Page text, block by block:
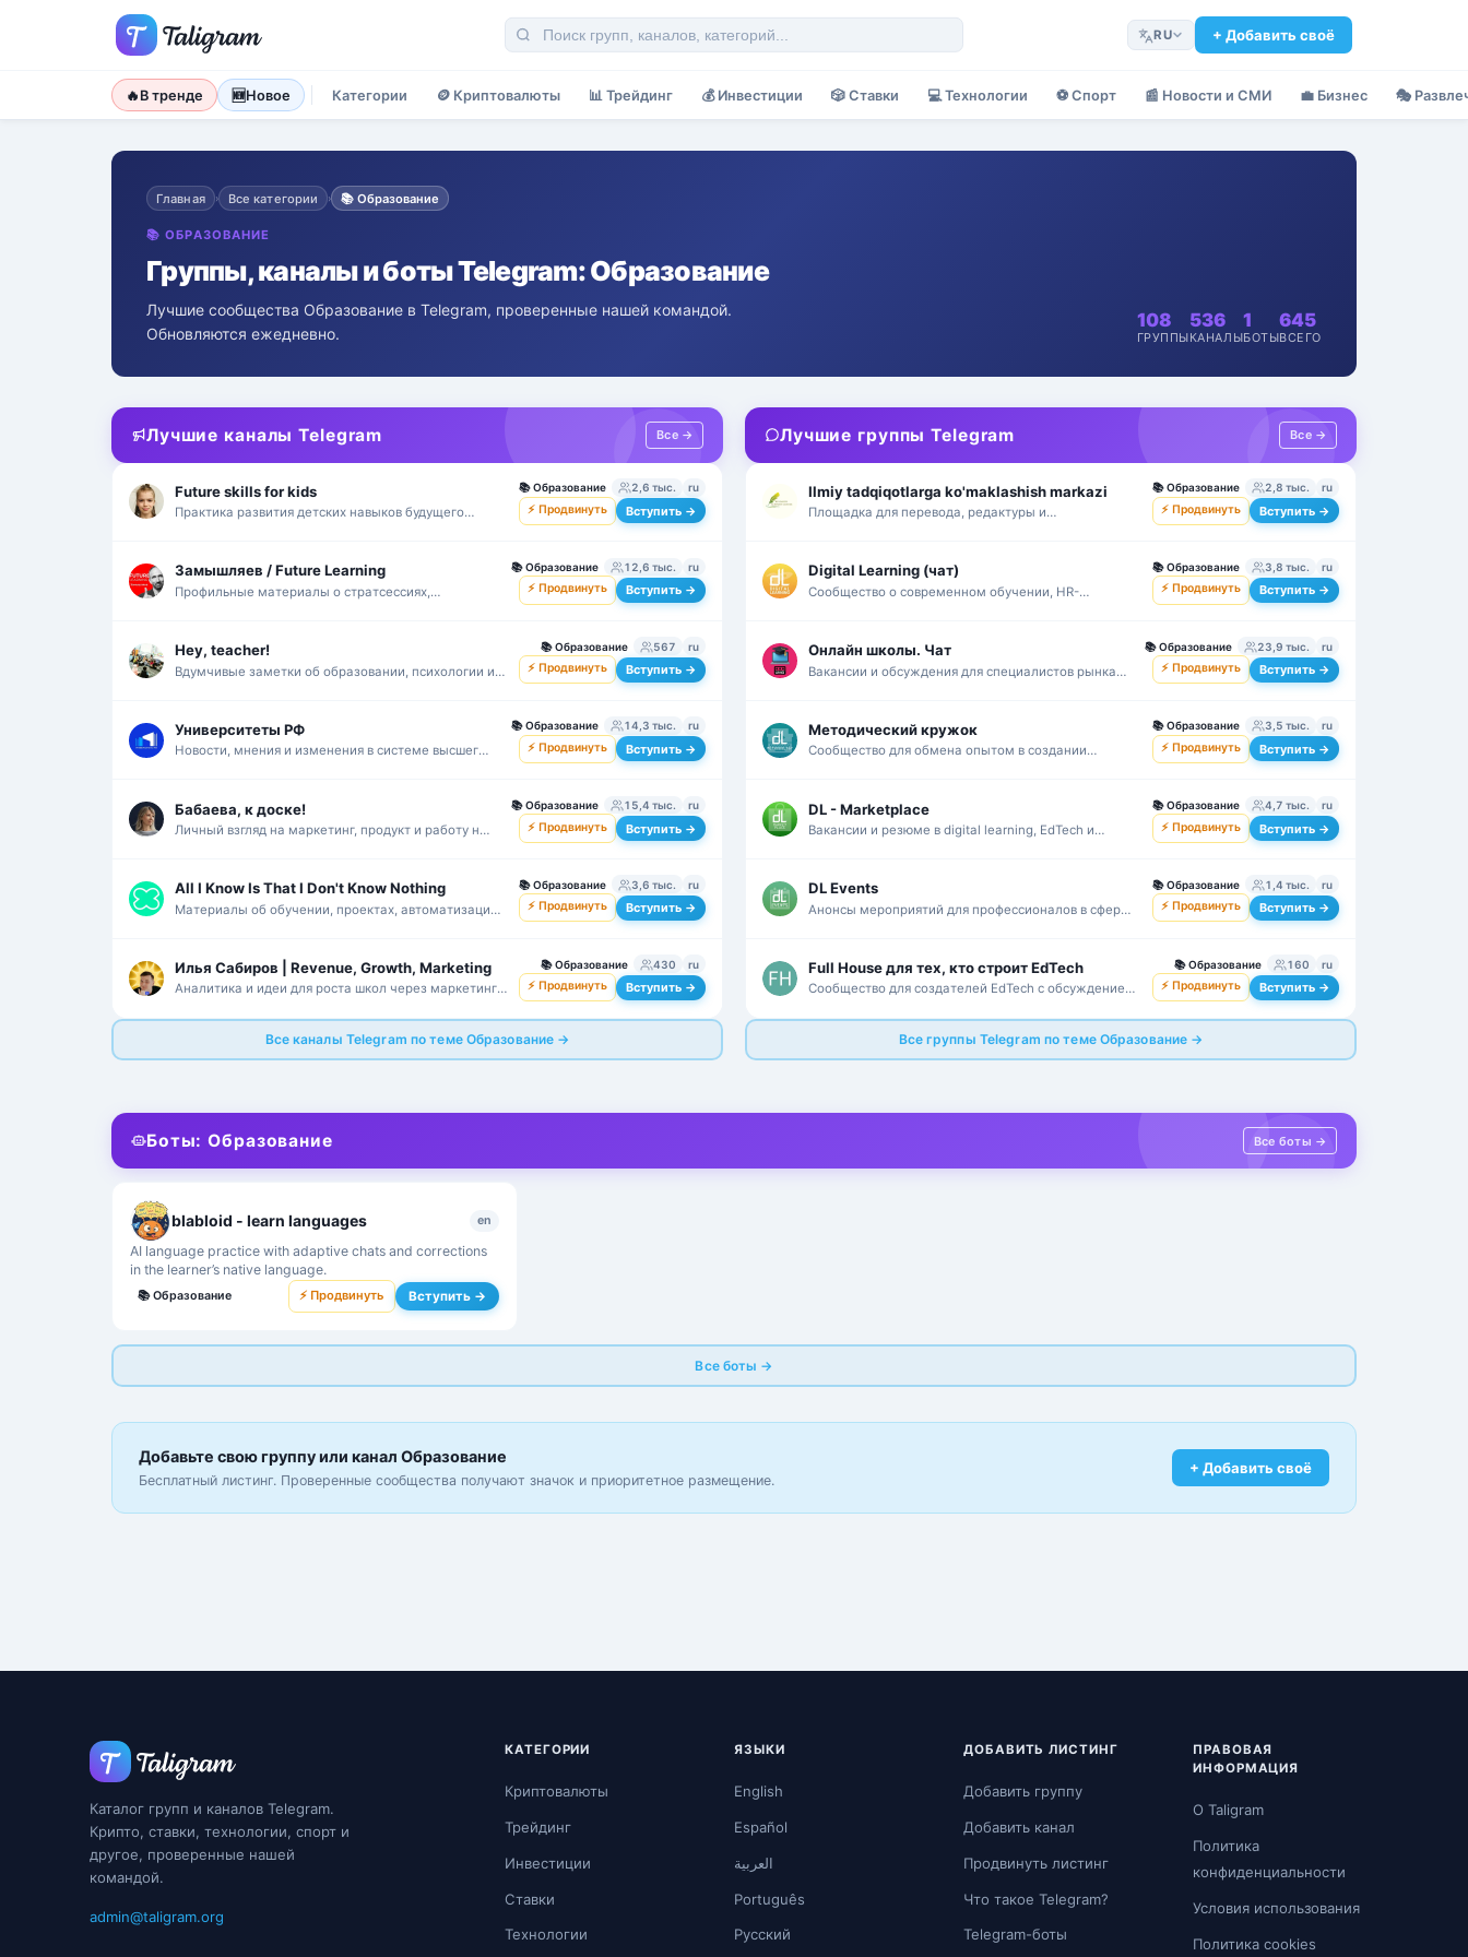
RU + Добавить своё
🔥 В тренде 🆕Новое Категории 🪙 Криптовалюты 📊 Трейдинг 💰 Инвестиции 🎲 Ставки 💻 Технологии ⚽ Спорт 📰 Новости и СМИ 💼 Бизнес 🎭
Главная › Все категории › 📚 Образование
📚 ОБРАЗОВАНИЕ
Группы, каналы и боты Telegram: Образование
Лучшие сообщества Образование в Telegram, проверенные нашей командой.
Обновляются ежедневно.
108
ГРУППЫ
536
КАНАЛЫ
1
БОТЫ
645
ВСЕГО
Лучшие каналы Telegram Все →
Future skills for kids
Практика развития детских навыков будущего
📚 Образование 2,6 тыс. ru
⚡ Продвинуть Вступить →
Замышляев / Future Learning
Профильные материалы о стратсессиях,
📚 Образование 12,6 тыс. ru
⚡ Продвинуть Вступить →
Hey, teacher!
Вдумчивые заметки об образовании, психологии и
📚 Образование 567 ru
⚡ Продвинуть Вступить →
Университеты РФ
Новости, мнения и изменения в системе высшего
📚 Образование 14,3 тыс. ru
⚡ Продвинуть Вступить →
Бабаева, к доске!
Личный взгляд на маркетинг, продукт и работу над
📚 Образование 15,4 тыс. ru
⚡ Продвинуть Вступить →
All I Know Is That I Don't Know Nothing
Материалы об обучении, проектах, автоматизации
📚 Образование 3,6 тыс. ru
⚡ Продвинуть Вступить →
Илья Сабиров | Revenue, Growth, Marketing
Аналитика и идеи для роста школ через маркетинг,
📚 Образование 430 ru
⚡ Продвинуть Вступить →
Все каналы Telegram по теме Образование →
Лучшие группы Telegram Все →
Ilmiy tadqiqotlarga ko'maklashish markazi
Площадка для перевода, редактуры и
📚 Образование 2,8 тыс. ru
⚡ Продвинуть Вступить →
Digital Learning (чат)
Сообщество о современном обучении, HR-
📚 Образование 3,8 тыс. ru
⚡ Продвинуть Вступить →
Онлайн школы. Чат
Вакансии и обсуждения для специалистов рынка
📚 Образование 23,9 тыс. ru
⚡ Продвинуть Вступить →
Методический кружок
Сообщество для обмена опытом в создании
📚 Образование 3,5 тыс. ru
⚡ Продвинуть Вступить →
DL - Marketplace
Вакансии и резюме в digital learning, EdTech и
📚 Образование 4,7 тыс. ru
⚡ Продвинуть Вступить →
DL Events
Анонсы мероприятий для профессионалов в сфере
📚 Образование 1,4 тыс. ru
⚡ Продвинуть Вступить →
Full House для тех, кто строит EdTech
Сообщество для создателей EdTech с обсуждением
📚 Образование 160 ru
⚡ Продвинуть Вступить →
Все группы Telegram по теме Образование →
Боты: Образование Все боты →
blabloid - learn languages en
AI language practice with adaptive chats and corrections
in the learner’s native language.
📚 Образование ⚡ Продвинуть Вступить →
Все боты →
Добавьте свою группу или канал Образование
Бесплатный листинг. Проверенные сообщества получают значок и приоритетное размещение.
+ Добавить своё
Каталог групп и каналов Telegram.
Крипто, ставки, технологии, спорт и
другое, проверенные нашей
командой.
admin@taligram.org
КАТЕГОРИИ
Криптовалюты
Трейдинг
Инвестиции
Ставки
Технологии
ЯЗЫКИ
English
Español
العربية
Português
Русский
ДОБАВИТЬ ЛИСТИНГ
Добавить группу
Добавить канал
Продвинуть листинг
Что такое Telegram?
Telegram-боты
ПРАВОВАЯ
ИНФОРМАЦИЯ
О Taligram
Политика
конфиденциальности
Условия использования
Политика cookies